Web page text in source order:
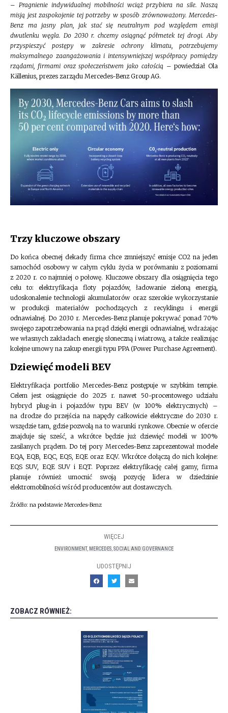
– Pragnienie indywidualnej mobilności wciąż przybiera na sile. Naszą
misją jest zaspokojenie tej potrzeby w sposób zrównoważony. Mercedes-
Benz ma jasny plan, jak stać się neutralnym pod względem emisji
dwutlenku węgla. Do 2030 r. chcemy osiągnąć półmetek tej drogi. Aby
przyspieszyć postępy w zakresie ochrony klimatu, potrzebujemy
maksymalnego zaangażowania i intensywniejszej współpracy pomiędzy
rządami, firmami oraz społeczeństwem jako całością – powiedział Ola
Källenius, prezes zarządu Mercedes-Benz Group AG.
Trzy kluczowe obszary
Do końca obecnej dekady firma chce zmniejszyć emisje CO2 na jeden
samochód osobowy w całym cyklu życia w porównaniu z poziomami
z 2020 r. co najmniej o połowę. Kluczowe obszary dla osiągnięcia tego
celu to: elektryfikacja floty pojazdów, ładowanie zieloną energią,
udoskonalenie technologii akumulatorów oraz szerokie wykorzystanie
w produkcji materiałów pochodzących z recyklingu i energii
odnawialnej. Do 2030 r. Mercedes-Benz planuje pokrywać ponad 70%
swojego zapotrzebowania na prąd dzięki energii odnawialnej, wdrażając
we własnych zakładach energię słoneczną i wiatrową, a także realizując
kolejne umowy na zakup energii typu PPA (Power Purchase Agreement).
Dziewięć modeli BEV
Elektryfikacja portfolio Mercedes-Benz postępuje w szybkim tempie.
Celem jest osiągnięcie do 2025 r. nawet 50-procentowego udziału
hybryd plug-in i pojazdów typu BEV (w 100% elektrycznych) –
na drodze do przejścia na napędy całkowicie elektryczne do 2030 r.
wszędzie tam, gdzie pozwolą na to warunki rynkowe. Obecnie w ofercie
znajduje się sześć, a wkrótce będzie już dziewięć modeli w 100%
zasilanych prądem. Do tej pory Mercedes-Benz zaprezentował modele
EQA, EQB, EQC, EQS, EQE oraz EQV. Wkrótce dołączą do nich kolejne:
EQS SUV, EQE SUV i EQT. Poprzez elektryfikację całej gamy, firma
planuje również umocnić swoją pozycję lidera w dziedzinie
elektromobilności wśród producentów aut dostawczych.
Źródło: na podstawie Mercedes-Benz
WIĘCEJ
ENVIRONMENT , MERCEDES,SOCIAL AND GOVERNANCE
UDOSTĘPNIJ
ZOBACZ RÓWNIEŻ: